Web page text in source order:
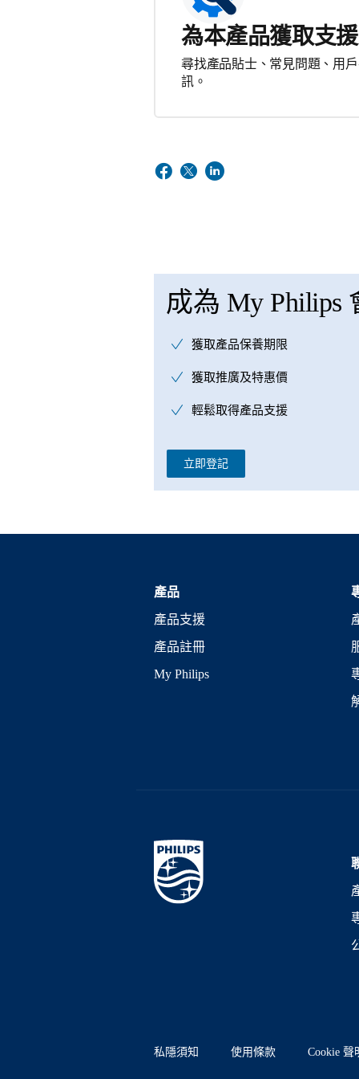
為本產品獲取支援
尋找產品貼士、常見問題、用
訊。
成為 My Philips
獲取產品保養期限
獲取推廣及特惠價
輕鬆取得產品支援
立即登記
產品
產品支援
產品註冊
My Philips
私隱須知 使用條款 Cookie 聲